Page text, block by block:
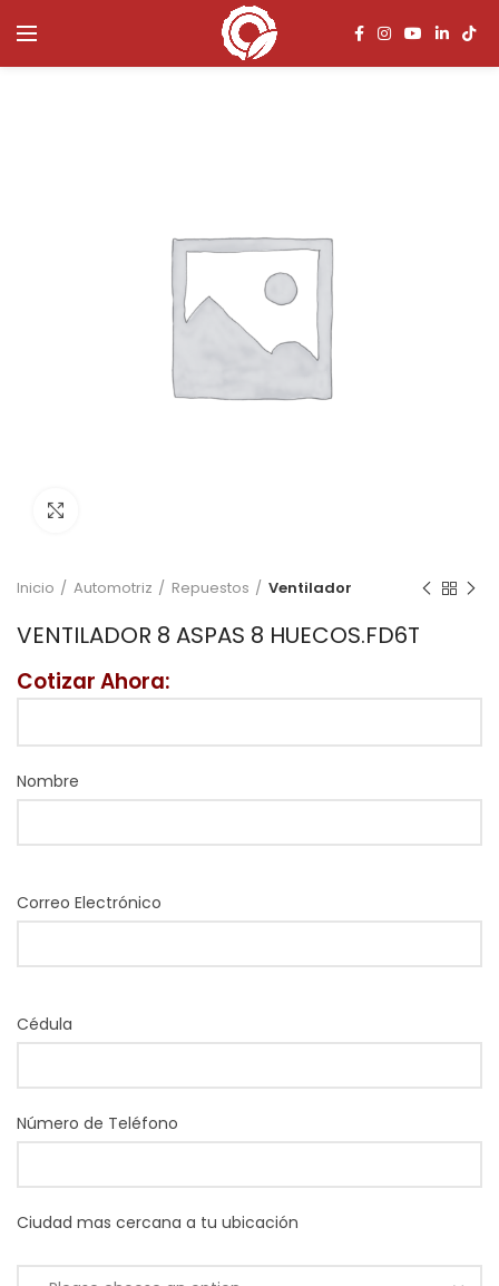
Inicio Automotriz Repuestos Ventilador
VENTILADOR 8 ASPAS 8 HUECOS.FD6T
Cotizar Ahora:
Nombre
Correo Electrónico
Cédula
Número de Teléfono
Ciudad mas cercana a tu ubicación